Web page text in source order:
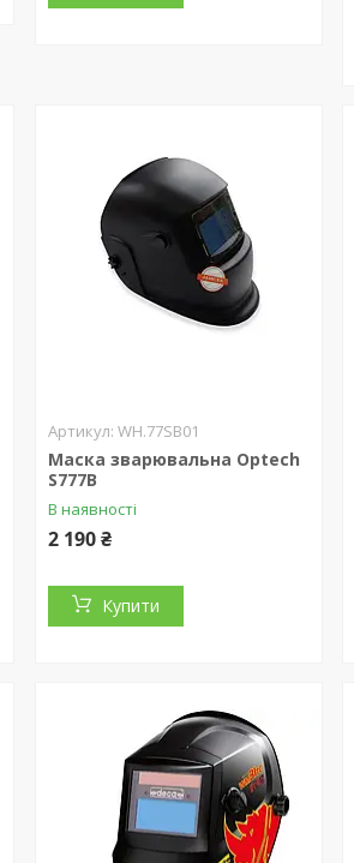
WH.77SB01
Маска зварювальна Optech
S777B
В наявності
2 190 ₴
Купити